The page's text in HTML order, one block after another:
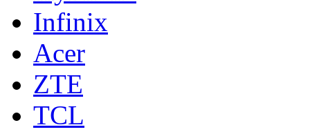
Infinix
Acer
ZTE
TCL